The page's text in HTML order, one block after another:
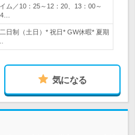
ム／10：25～12：20、13：00～
日制（土日）* 祝日* GW休暇* 夏期
気になる